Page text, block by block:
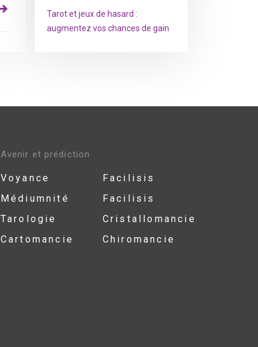
Tarot et jeux de hasard :
augmentez vos chances de gain
Avenir et prédiction
Voyance
Médiumnité
Tarologie
Cartomancie
Facilisis
Facilisis
Cristallomancie
Chiromancie